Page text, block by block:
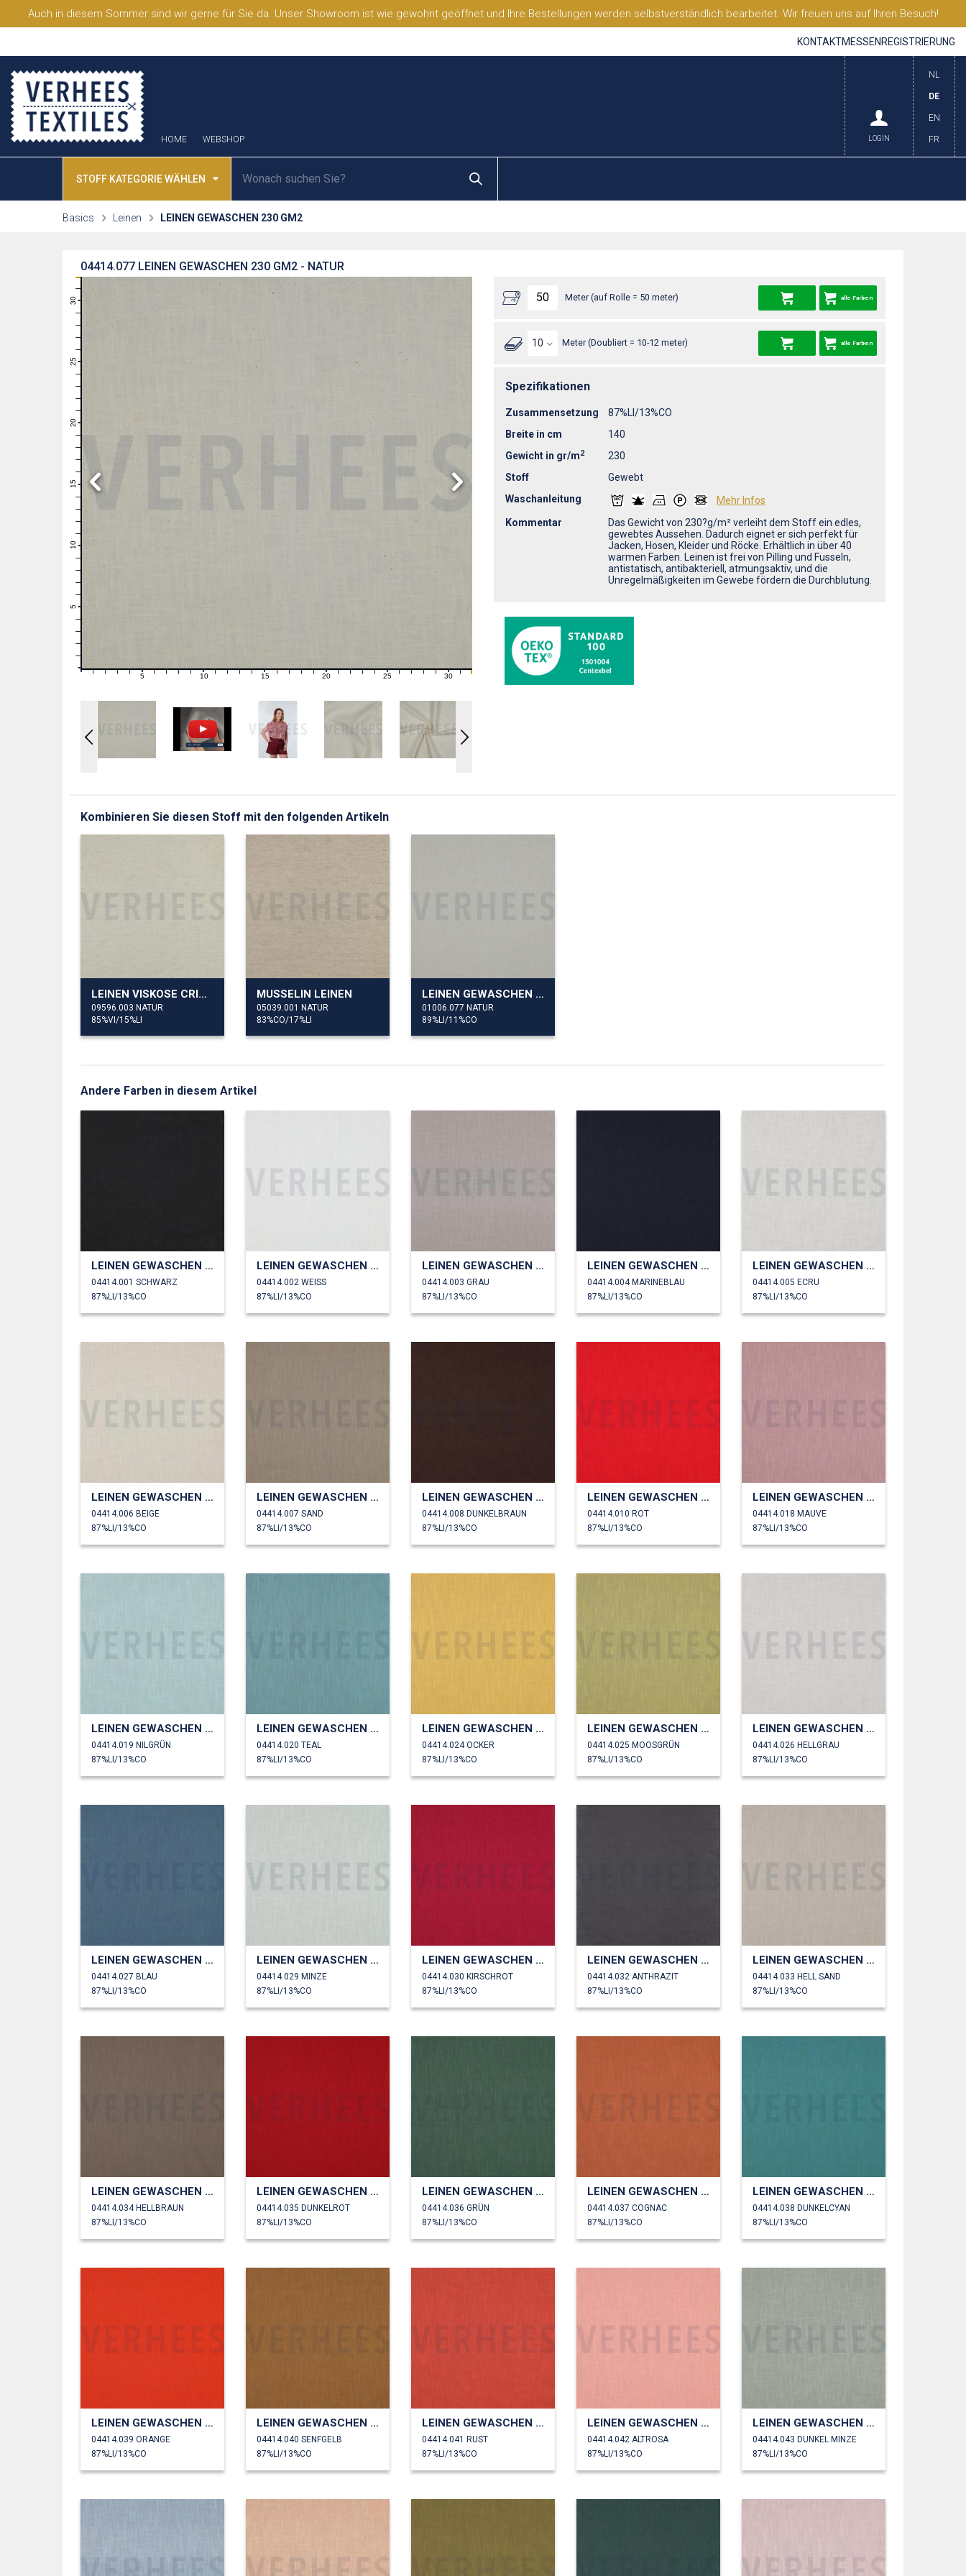
Auch in diesem Sommer sind wir gerne für Sie da. Unser Showroom ist wie gewohnt geöffnet und Ihre Bestellungen werden selbstverständlich bearbeitet. Wir freuen uns auf Ihren Besuch!
KONTAKTMESSEN REGISTRIERUNG
HOME WEBSHOP
NL
DE
EN
FR
LOGIN
STOFF KATEGORIE WÄHLEN
Basics Leinen LEINEN GEWASCHEN 230 GM2
LEINEN GEWASCHEN 230 GM2 - NATUR
04414.077
10
11
12
13
14
15
16
17
18
19
20
21
22
23
24
25
26
27
28
29
30
1 2 3 4 6 7 8 9 11 12 13 14 16 17 18 19 21 22 23 24 26 27 28 29 31
Meter (auf Rolle = 50 meter) alle Farben
Meter (Doubliert = 10-12 meter) alle Farben
Spezifikationen
Zusammensetzung
87%LI/13%CO
Breite in cm
140
Gewicht in gr/m2
230
Stoff
Gewebt
Waschanleitung
Mehr Infos
Kommentar
Das Gewicht von 230?g/m² verleiht dem Stoff ein edles,
gewebtes Aussehen. Dadurch eignet er sich perfekt für
Jacken, Hosen, Kleider und Röcke. Erhältlich in über 40
warmen Farben. Leinen ist frei von Pilling und Fusseln,
antistatisch, antibakteriell, atmungsaktiv, und die
Unregelmäßigkeiten im Gewebe fördern die Durchblutung.
Kombinieren Sie diesen Stoff mit den folgenden Artikeln
LEINEN VISKOSE CRINKLE
09596.003 NATUR
85%VI/15%LI
MUSSELIN LEINEN
05039.001 NATUR
83%CO/17%LI
LEINEN GEWASCHEN 170 GM2
01006.077 NATUR
89%LI/11%CO
Andere Farben in diesem Artikel
LEINEN GEWASCHEN 230 GM2
04414.001 SCHWARZ
87%LI/13%CO
LEINEN GEWASCHEN 230 GM2
04414.002 WEISS
87%LI/13%CO
LEINEN GEWASCHEN 230 GM2
04414.003 GRAU
87%LI/13%CO
LEINEN GEWASCHEN 230 GM2
04414.004 MARINEBLAU
87%LI/13%CO
LEINEN GEWASCHEN 230 GM2
04414.005 ECRU
87%LI/13%CO
LEINEN GEWASCHEN 230 GM2
04414.006 BEIGE
87%LI/13%CO
LEINEN GEWASCHEN 230 GM2
04414.007 SAND
87%LI/13%CO
LEINEN GEWASCHEN 230 GM2
04414.008 DUNKELBRAUN
87%LI/13%CO
LEINEN GEWASCHEN 230 GM2
04414.010 ROT
87%LI/13%CO
LEINEN GEWASCHEN 230 GM2
04414.018 MAUVE
87%LI/13%CO
LEINEN GEWASCHEN 230 GM2
04414.019 NILGRÜN
87%LI/13%CO
LEINEN GEWASCHEN 230 GM2
04414.020 TEAL
87%LI/13%CO
LEINEN GEWASCHEN 230 GM2
04414.024 OCKER
87%LI/13%CO
LEINEN GEWASCHEN 230 GM2
04414.025 MOOSGRÜN
87%LI/13%CO
LEINEN GEWASCHEN 230 GM2
04414.026 HELLGRAU
87%LI/13%CO
LEINEN GEWASCHEN 230 GM2
04414.027 BLAU
87%LI/13%CO
LEINEN GEWASCHEN 230 GM2
04414.029 MINZE
87%LI/13%CO
LEINEN GEWASCHEN 230 GM2
04414.030 KIRSCHROT
87%LI/13%CO
LEINEN GEWASCHEN 230 GM2
04414.032 ANTHRAZIT
87%LI/13%CO
LEINEN GEWASCHEN 230 GM2
04414.033 HELL SAND
87%LI/13%CO
LEINEN GEWASCHEN 230 GM2
04414.034 HELLBRAUN
87%LI/13%CO
LEINEN GEWASCHEN 230 GM2
04414.035 DUNKELROT
87%LI/13%CO
LEINEN GEWASCHEN 230 GM2
04414.036 GRÜN
87%LI/13%CO
LEINEN GEWASCHEN 230 GM2
04414.037 COGNAC
87%LI/13%CO
LEINEN GEWASCHEN 230 GM2
04414.038 DUNKELCYAN
87%LI/13%CO
LEINEN GEWASCHEN 230 GM2
04414.039 ORANGE
87%LI/13%CO
LEINEN GEWASCHEN 230 GM2
04414.040 SENFGELB
87%LI/13%CO
LEINEN GEWASCHEN 230 GM2
04414.041 RUST
87%LI/13%CO
LEINEN GEWASCHEN 230 GM2
04414.042 ALTROSA
87%LI/13%CO
LEINEN GEWASCHEN 230 GM2
04414.043 DUNKEL MINZE
87%LI/13%CO